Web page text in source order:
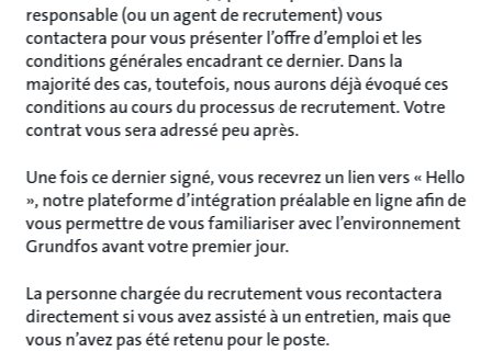
responsable (ou un agent de recrutement) vous
contactera pour vous présenter l’offre d’emploi et les
conditions générales encadrant ce dernier. Dans la
majorité des cas, toutefois, nous aurons déjà évoqué ces
conditions au cours du processus de recrutement. Votre
contrat vous sera adressé peu après.
Une fois ce dernier signé, vous recevrez un lien vers « Hello
», notre plateforme d’intégration préalable en ligne afin de
vous permettre de vous familiariser avec l’environnement
Grundfos avant votre premier jour.
La personne chargée du recrutement vous recontactera
directement si vous avez assisté à un entretien, mais que
vous n’avez pas été retenu pour le poste.